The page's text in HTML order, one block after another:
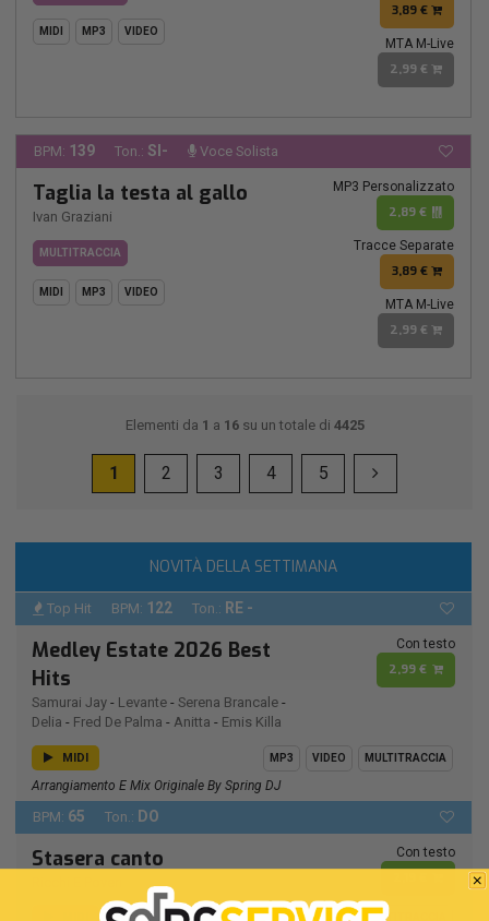
MIDI MP3 VIDEO
3,89 €
MTA M-Live
2,99 €
BPM: 139 Ton.: SI- Voce Solista
Taglia la testa al gallo
Ivan Graziani
MULTITRACCIA
MIDI MP3 VIDEO
MP3 Personalizzato
2,89 €
Tracce Separate
3,89 €
MTA M-Live
2,99 €
Elementi da 1 a 16su un totale di 4425
1 2 3 4 5
NOVITÀ DELLA SETTIMANA
Top Hit BPM: 122 Ton.: RE -
Medley Estate 2026 Best
Hits
Samurai Jay - Levante - Serena Brancale -
Delia - Fred De Palma - Anitta - Emis Killa
Con testo
2,99 €
MIDI MP3 VIDEO MULTITRACCIA
Arrangiamento E Mix Originale By Spring DJ
BPM: 65 Ton.: DO
Stasera canto Con testo
MP3 VIDEO MULTITRACCIA